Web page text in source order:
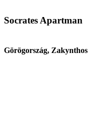
Socrates Apartman
Görögország, Zakynthos